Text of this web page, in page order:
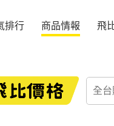
排行 商品情報 飛